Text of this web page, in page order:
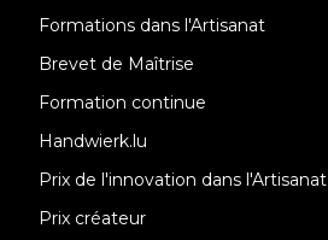
Formations dans l'Artisanat
Brevet de Maîtrise
Formation continue
Handwierk.lu
Prix de l'innovation dans l'Artisanat
Prix créateur